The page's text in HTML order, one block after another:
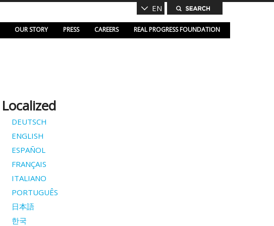
EN
OUR STORY PRESS CAREERS REAL PROGRESS FOUNDATION
Localized
DEUTSCH
ENGLISH
ESPAÑOL
FRANÇAIS
ITALIANO
PORTUGUÊS
日本語
한국